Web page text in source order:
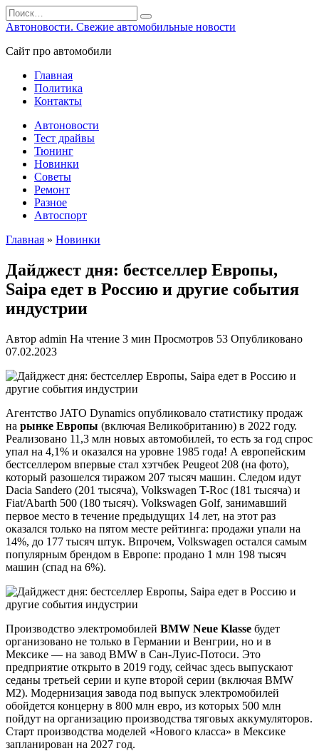
Перейти
к
Search
for:
Автоновости. Свежие автомобильные новости
Сайт про автомобили
Главная
Политика
Контакты
Автоновости
Тест драйвы
Тюнинг
Новинки
Советы
Ремонт
Разное
Автоспорт
Главная » Новинки
Дайджест дня: бестселлер Европы,
Saipa едет в Россию и другие события
индустрии
Автор admin На чтение 3 мин Просмотров 53 Опубликовано
07.02.2023
Агентство JATO Dynamics опубликовало статистику продаж
на рынке Европы (включая Великобританию) в 2022 году.
Реализовано 11,3 млн новых автомобилей, то есть за год спрос
упал на 4,1% и оказался на уровне 1985 года! А европейским
бестселлером впервые стал хэтчбек Peugeot 208 (на фото),
который разошелся тиражом 207 тысяч машин. Следом идут
Dacia Sandero (201 тысяча), Volkswagen T-Roc (181 тысяча) и
Fiat/Abarth 500 (180 тысяч). Volkswagen Golf, занимавший
первое место в течение предыдущих 14 лет, на этот раз
оказался только на пятом месте рейтинга: продажи упали на
14%, до 177 тысяч штук. Впрочем, Volkswagen остался самым
популярным брендом в Европе: продано 1 млн 198 тысяч
машин (спад на 6%).
Производство электромобилей BMW Neue Klasse будет
организовано не только в Германии и Венгрии, но и в
Мексике — на завод BMW в Сан-Луис-Потоси. Это
предприятие открыто в 2019 году, сейчас здесь выпускают
седаны третьей серии и купе второй серии (включая BMW
M2). Модернизация завода под выпуск электромобилей
обойдется концерну в 800 млн евро, из которых 500 млн
пойдут на организацию производства тяговых аккумуляторов.
Старт производства моделей «Нового класса» в Мексике
запланирован на 2027 год.